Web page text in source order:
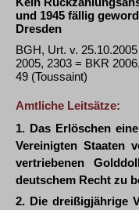
und 1945 fällig
Dresden
BGH, Urt. v.
2005, 2303 = BKR
49 (Toussaint)
Amtliche Leitsätze:
1. Das Erlöschen
Vereinigten Staaten
vertriebenen
deutschem Recht zu
2. Die dreißigjährige